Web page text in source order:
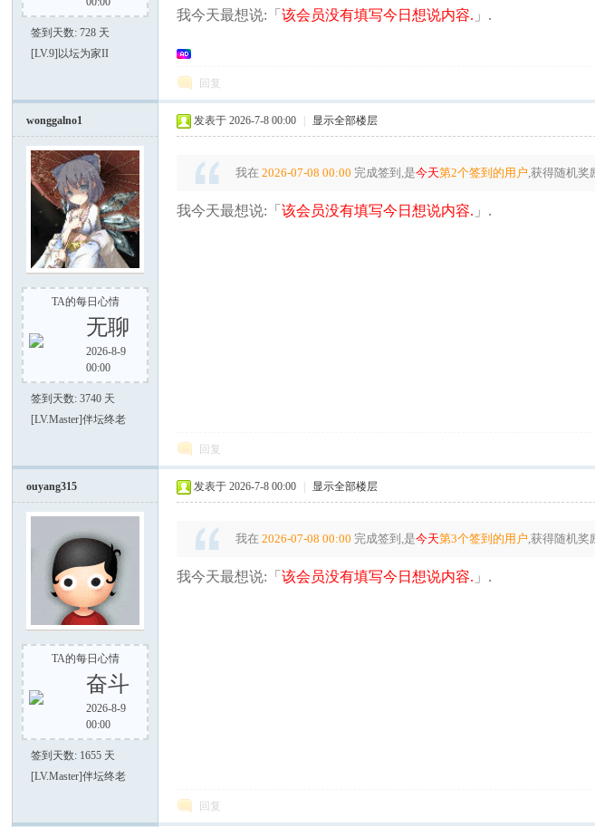
电
签到天数: 728 天
[LV.9]以坛为家II
我今天最想说:「该会员没有填写今日想说内容. 」.
回复
wonggalno1
TA的每日心情
无聊
2026-8-9
00:00
签到天数: 3740 天
[LV.Master]伴坛终老
发表于 2026-7-8 00:00 显示全部楼层
我在 2026-07-08 00:00 完成签到,是今天第2个签到的用户,获得随机奖
我今天最想说:「该会员没有填写今日想说内容. 」.
回复
ouyang315
TA的每日心情
奋斗
2026-8-9
00:00
签到天数: 1655 天
[LV.Master]伴坛终老
发表于 2026-7-8 00:00 显示全部楼层
我在 2026-07-08 00:00 完成签到,是今天第3个签到的用户,获得随机奖
我今天最想说:「该会员没有填写今日想说内容. 」.
回复